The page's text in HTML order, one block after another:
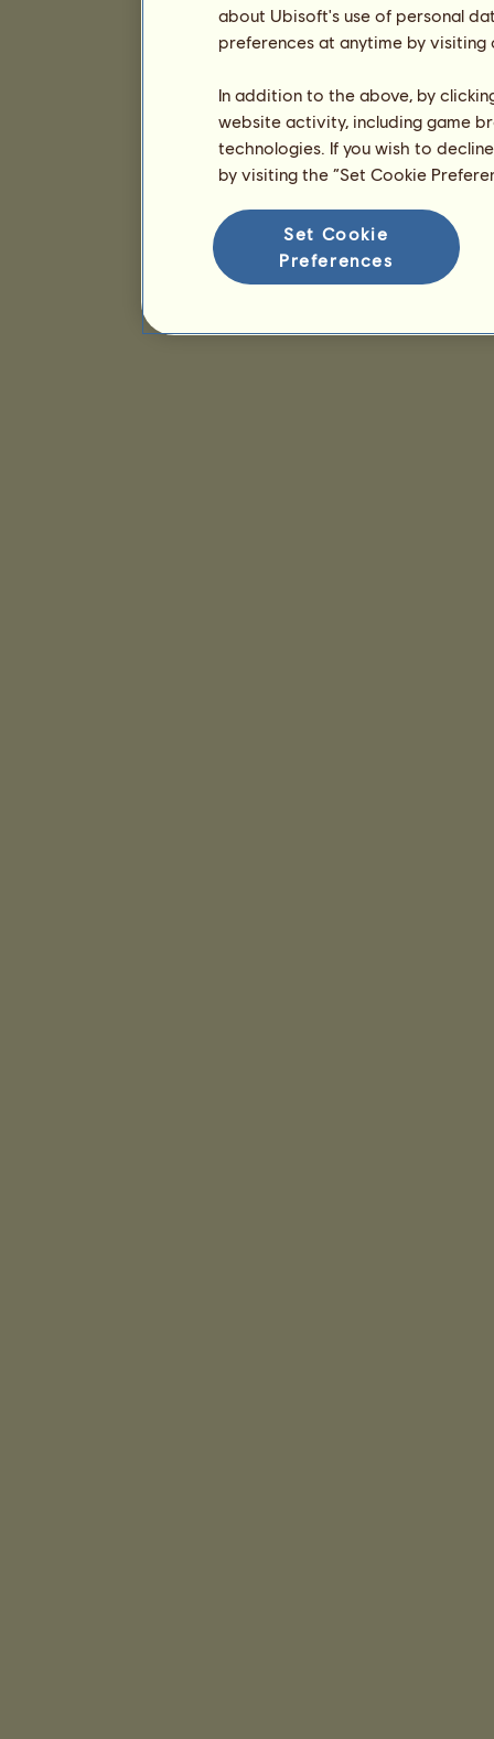
about Ubisoft's use of personal
preferences at anytime by
In addition to the above, by
website activity, including game
technologies. If you wish to
by visiting the “Set Cookie
Set Cookie
Preferences